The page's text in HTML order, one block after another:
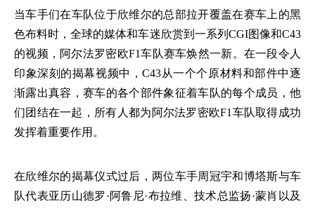
当车手们在车队位于欣维尔的总部拉开覆盖在赛车上的黑
色布料时，全球的媒体和车迷欣赏到一系列 CGI图像和C43
的视频，阿尔法罗密欧F1车队赛车焕然一新。在一段令人
印象深刻的揭幕视频中，C43从一个个原材料和部件中逐
渐露出真容，赛车的各个部件象征着车队的每个成员，他
们团结在一起，所有人都为阿尔法罗密欧F1车队取得成功
发挥着重要作用。
在欣维尔的揭幕仪式过后，两位车手周冠宇和博塔斯与车
队代表亚历山德罗·阿鲁尼·布拉维、技术总监扬·蒙肖以及